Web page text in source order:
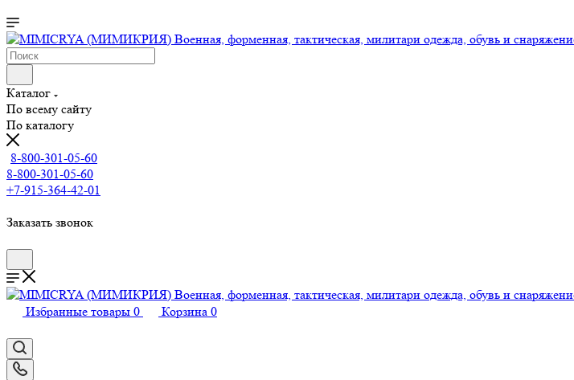
Каталог
По всему сайту
По каталогу
8-800-301-05-60
8-800-301-05-60
+7-915-364-42-01
Заказать звонок
Избранные товары 0 Корзина 0